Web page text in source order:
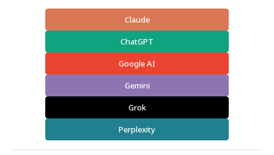
Claude
ChatGPT
Google AI
Gemini
Grok
Perplexity